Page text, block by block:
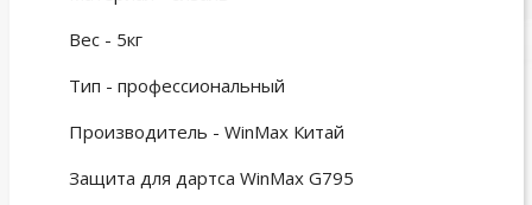
Вес - 5кг
Тип - профессиональный
Производитель - WinMax Китай
Защита для дартса WinMax G795